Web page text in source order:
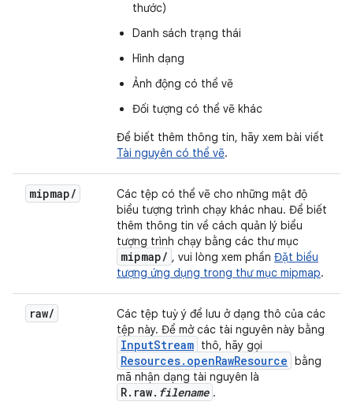
thước)
Danh sách trạng thái
Hình dạng
Ảnh động có thể vẽ
Đối tượng có thể vẽ khác
Để biết thêm thông tin, hãy xem bài viết
Tài nguyên có thể vẽ.
mipmap/
Các tệp có thể vẽ cho những mật độ
biểu tượng trình chạy khác nhau. Để biết
thêm thông tin về cách quản lý biểu
tượng trình chạy bằng các thư mục
mipmap/ , vui lòng xem phần Đặt biểu
tượng ứng dụng trong thư mục mipmap.
raw/
Các tệp tuỳ ý để lưu ở dạng thô của các
tệp này. Để mở các tài nguyên này bằng
InputStream thô, hãy gọi
Resources.openRawResource bằng
mã nhận dạng tài nguyên là
R.raw. filename .